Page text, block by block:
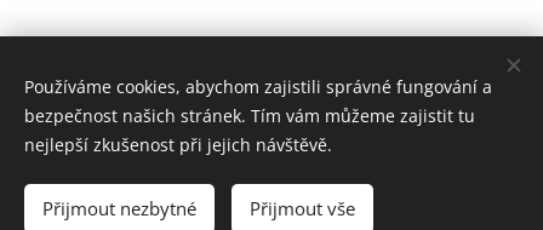
Vyprodáno
© 2026 Roudnická vinotéka. Všechna práva vyhrazena.
Cookies
Používáme cookies, abychom zajistili správné fungování a
bezpečnost našich stránek. Tím vám můžeme zajistit tu
nejlepší zkušenost při jejich návštěvě.
Přijmout nezbytné Přijmout vše